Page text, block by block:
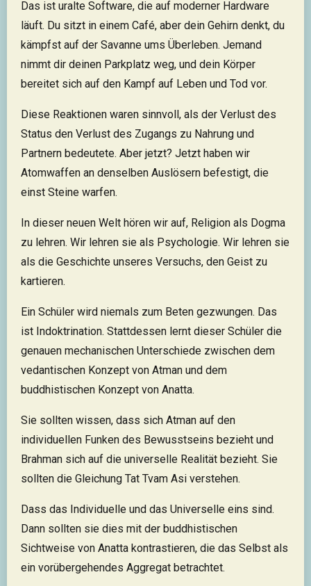
Das ist uralte Software, die auf moderner Hardware
läuft. Du sitzt in einem Café, aber dein Gehirn denkt, du
kämpfst auf der Savanne ums Überleben. Jemand
nimmt dir deinen Parkplatz weg, und dein Körper
bereitet sich auf den Kampf auf Leben und Tod vor.
Diese Reaktionen waren sinnvoll, als der Verlust des
Status den Verlust des Zugangs zu Nahrung und
Partnern bedeutete. Aber jetzt? Jetzt haben wir
Atomwaffen an denselben Auslösern befestigt, die
einst Steine warfen.
In dieser neuen Welt hören wir auf, Religion als Dogma
zu lehren. Wir lehren sie als Psychologie. Wir lehren sie
als die Geschichte unseres Versuchs, den Geist zu
kartieren.
Ein Schüler wird niemals zum Beten gezwungen. Das
ist Indoktrination. Stattdessen lernt dieser Schüler die
genauen mechanischen Unterschiede zwischen dem
vedantischen Konzept von Atman und dem
buddhistischen Konzept von Anatta.
Sie sollten wissen, dass sich Atman auf den
individuellen Funken des Bewusstseins bezieht und
Brahman sich auf die universelle Realität bezieht. Sie
sollten die Gleichung Tat Tvam Asi verstehen.
Dass das Individuelle und das Universelle eins sind.
Dann sollten sie dies mit der buddhistischen
Sichtweise von Anatta kontrastieren, die das Selbst als
ein vorübergehendes Aggregat betrachtet.